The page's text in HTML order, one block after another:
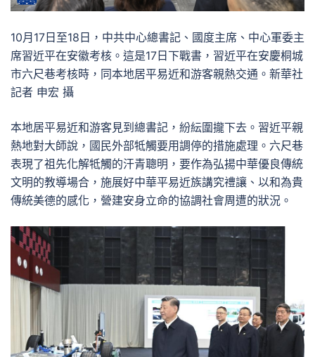
10月17日至18日，中共中心總書記、國度主席、中心軍委主
席習近平在安徽考核。這是17日下戰書，習近平在安慶桐城
市六尺巷考核時，同本地居平易近和游客親熱交通。新華社
記者 申宏 攝
本地居平易近和游客見到總書記，紛紜圍攏下去。習近平親
熱地對大師說，國民外部牴觸要用調停的措施處理。六尺巷
表現了祖先化解牴觸的汗青聰明，要作為弘揚中華優良傳統
文明的教導場合，施展好中華平易近族講究禮讓、以和為貴
傳統美德的感化，營建安身立命的協調社會周遭的狀況。